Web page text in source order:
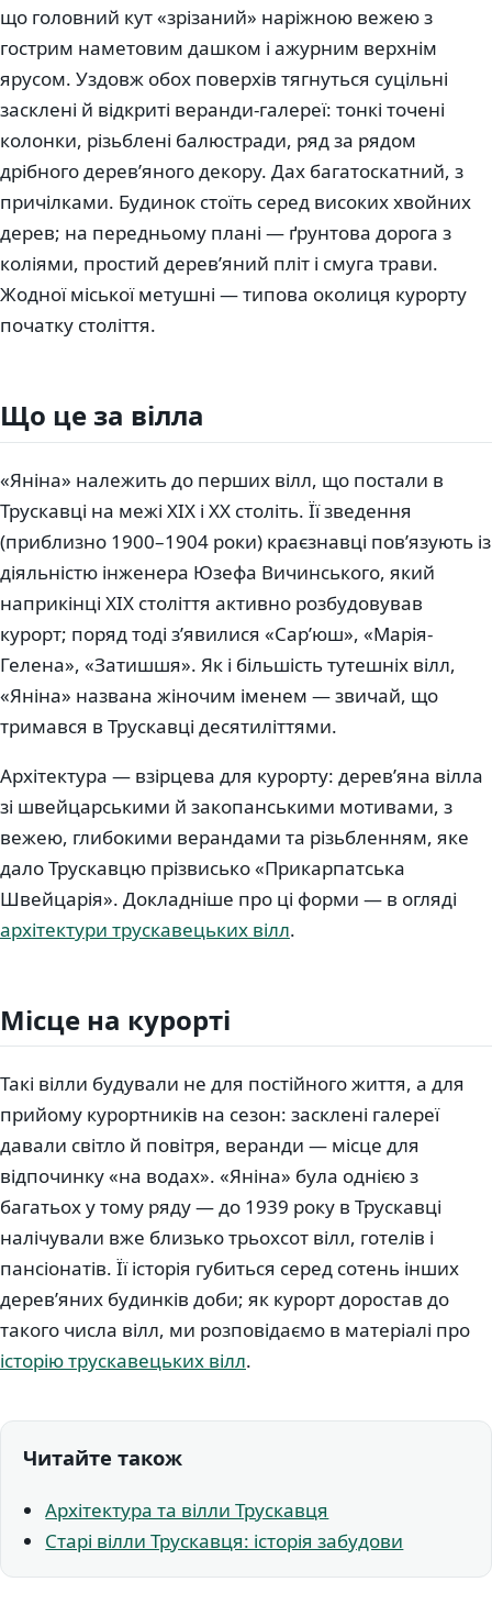
що головний кут «зрізаний» наріжною вежею з
гострим наметовим дашком і ажурним верхнім
ярусом. Уздовж обох поверхів тягнуться суцільні
засклені й відкриті веранди-галереї: тонкі точені
колонки, різьблені балюстради, ряд за рядом
дрібного дерев’яного декору. Дах багатоскатний, з
причілками. Будинок стоїть серед високих хвойних
дерев; на передньому плані — ґрунтова дорога з
коліями, простий дерев’яний пліт і смуга трави.
Жодної міської метушні — типова околиця курорту
початку століття.
Що це за вілла
«Яніна» належить до перших вілл, що постали в
Трускавці на межі XIX і XX століть. Її зведення
(приблизно 1900–1904 роки) краєзнавці пов’язують із
діяльністю інженера Юзефа Вичинського, який
наприкінці XIX століття активно розбудовував
курорт; поряд тоді з’явилися «Сар’юш», «Марія-
Гелена», «Затишшя». Як і більшість тутешніх вілл,
«Яніна» названа жіночим іменем — звичай, що
тримався в Трускавці десятиліттями.
Архітектура — взірцева для курорту: дерев’яна вілла
зі швейцарськими й закопанськими мотивами, з
вежею, глибокими верандами та різьбленням, яке
дало Трускавцю прізвисько «Прикарпатська
Швейцарія». Докладніше про ці форми — в огляді
архітектури трускавецьких вілл.
Місце на курорті
Такі вілли будували не для постійного життя, а для
прийому курортників на сезон: засклені галереї
давали світло й повітря, веранди — місце для
відпочинку «на водах». «Яніна» була однією з
багатьох у тому ряду — до 1939 року в Трускавці
налічували вже близько трьохсот вілл, готелів і
пансіонатів. Її історія губиться серед сотень інших
дерев’яних будинків доби; як курорт доростав до
такого числа вілл, ми розповідаємо в матеріалі про
історію трускавецьких вілл.
Читайте також
Архітектура та вілли Трускавця
Старі вілли Трускавця: історія забудови